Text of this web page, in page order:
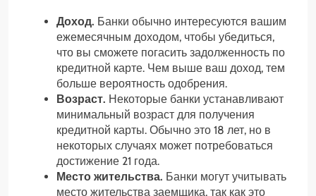
Доход. Банки обычно интересуются вашим
ежемесячным доходом, чтобы убедиться,
что вы сможете погасить задолженность по
кредитной карте. Чем выше ваш доход, тем
больше вероятность одобрения.
Возраст. Некоторые банки устанавливают
минимальный возраст для получения
кредитной карты. Обычно это 18 лет, но в
некоторых случаях может потребоваться
достижение 21 года.
Место жительства. Банки могут учитывать
место жительства заемщика, так как это